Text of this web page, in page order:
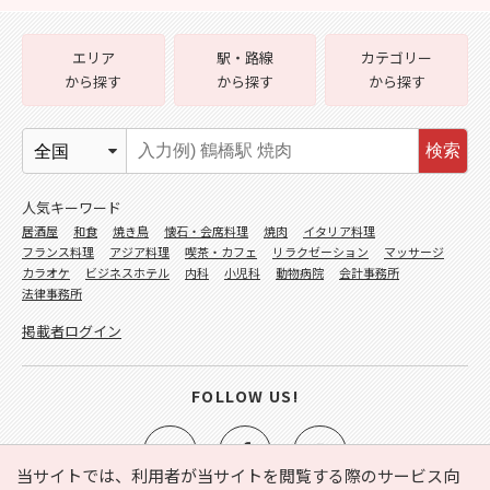
当サイトでは、利用者が当サイトを閲覧する際のサービス向
エリア
から探す
駅・路線
から探す
カテゴリー
から探す
検索
人気キーワード
居酒屋 和食 焼き鳥 懐石・会席料理 焼肉
イタリア料理
フランス料理
アジア料理 喫茶・カフェ リラクゼーション
マッサージ
カラオケ
ビジネスホテル 内科 小児科 動物病院
会計事務所
法律事務所
掲載者ログイン
FOLLOW US!